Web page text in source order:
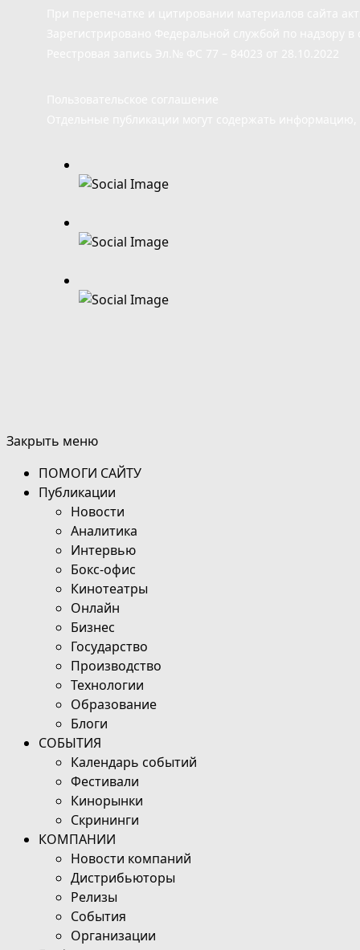
Закрыть меню
ПОМОГИ САЙТУ
Публикации
Новости
Аналитика
Интервью
Бокс-офис
Кинотеатры
Онлайн
Бизнес
Государство
Производство
Технологии
Образование
Блоги
СОБЫТИЯ
Календарь событий
Фестивали
Кинорынки
Скрининги
КОМПАНИИ
Новости компаний
Дистрибьюторы
Релизы
События
Организации